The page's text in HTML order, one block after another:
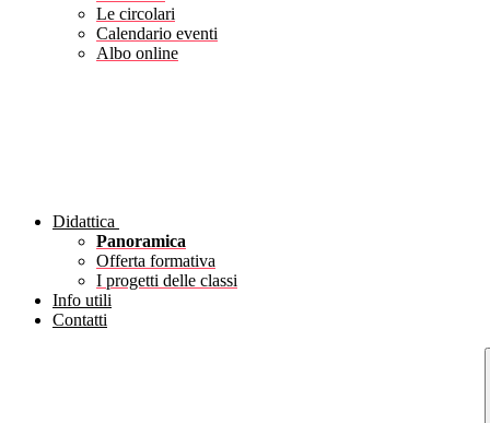
Le circolari
Calendario eventi
Albo online
Didattica
Panoramica
Offerta formativa
I progetti delle classi
Info utili
Contatti